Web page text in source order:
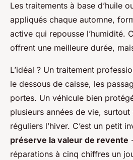
Les traitements à base d’huile
appliqués chaque automne,
active qui repousse l’humidité.
offrent une meilleure durée,
L’idéal ? Un traitement
le dessous de caisse, les
portes. Un véhicule bien
plusieurs années de vie,
réguliers l’hiver. C’est un petit
préserve la valeur de revente
réparations à cinq chiffres un